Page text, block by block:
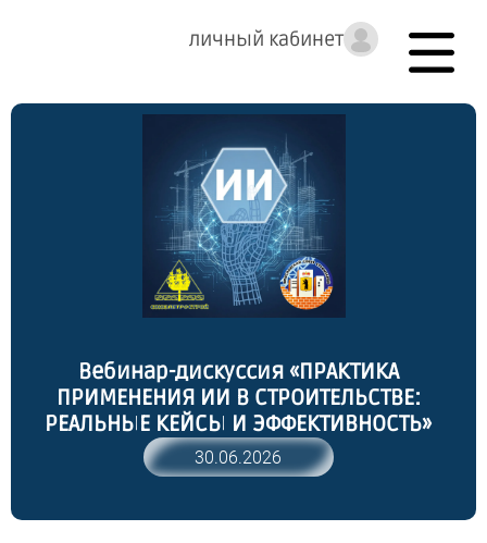
личный кабинет
Вебинар-дискуссия «ПРАКТИКА
ПРИМЕНЕНИЯ ИИ В СТРОИТЕЛЬСТВЕ:
РЕАЛЬНЫЕ КЕЙСЫ И ЭФФЕКТИВНОСТЬ»
30.06.2026